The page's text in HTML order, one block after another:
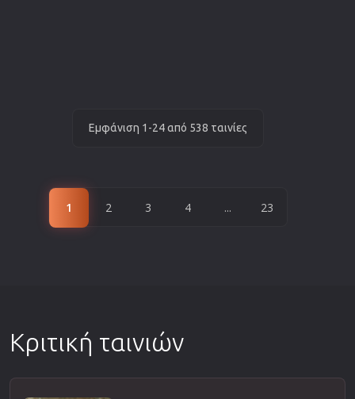
Εμφάνιση 1-24 από 538 ταινίες
1 2 3 4 ... 23
Κριτική ταινιών